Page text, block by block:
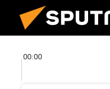
00:00